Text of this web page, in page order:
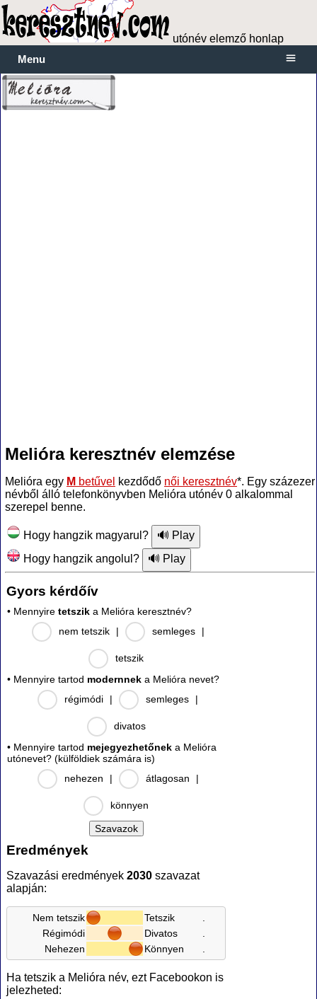
utónév elemző honlap
Menu
Melióra keresztnév elemzése
Melióra egy M betűvel kezdődő női keresztnév*. Egy százezer
névből álló telefonkönyvben Melióra utónév 0 alkalommal
szerepel benne.
Hogy hangzik magyarul?
Hogy hangzik angolul?
Gyors kérdőív
• Mennyire tetszik a Melióra keresztnév?
nem tetszik
| semleges |
tetszik
• Mennyire tartod modernnek a Melióra nevet?
régimódi
| semleges |
divatos
• Mennyire tartod mejegyezhetőnek a Melióra
utónevet? (külföldiek számára is)
nehezen
| átlagosan |
könnyen
Eredmények
Szavazási eredmények 2030 szavazat
alapján:
Nem tetszik Tetszik
Régimódi
Divatos
Nehezen
Könnyen
Ha tetszik a Melióra név, ezt Facebookon is
jelezheted: